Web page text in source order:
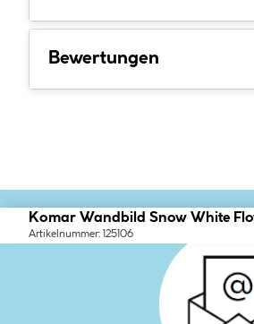
Bewertungen
Komar Wandbild Snow White
Artikelnummer: 125106